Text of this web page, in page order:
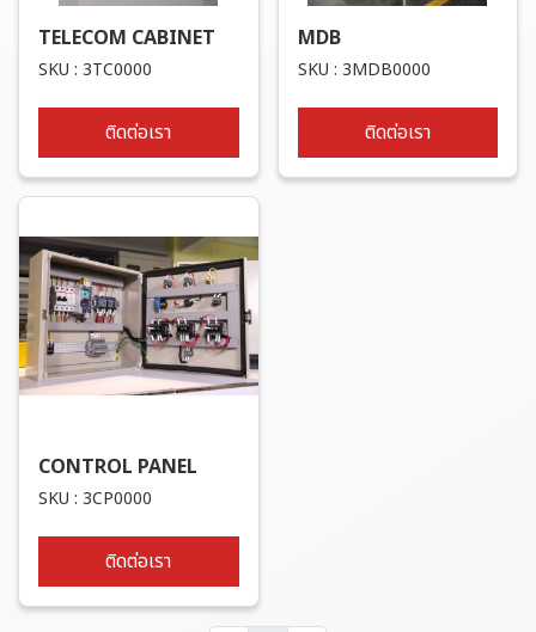
TELECOM CABINET
SKU : 3TC0000
ติดต่อเรา
MDB
SKU : 3MDB0000
ติดต่อเรา
CONTROL PANEL
SKU : 3CP0000
ติดต่อเรา